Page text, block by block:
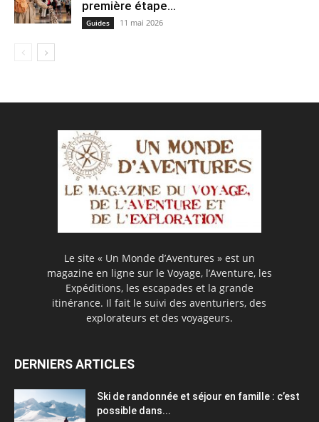
pre⁠mière étape...
Guides 11 mai 2026
Le site « Un Monde d’Aventures » est un
magazine en ligne sur le Voyage, l’Aventure, les
Expéditions, les escapades et la grande
itinérance. Il fait le suivi des aventuriers, des
explorateurs et des voyageurs.
DERNIERS ARTICLES
Ski de randonnée et séjour en famille : c’est
possible dans...